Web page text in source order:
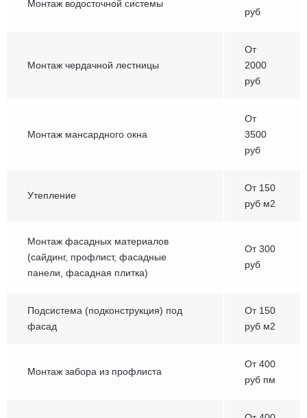
Монтаж водосточной системы
руб
Монтаж чердачной лестницы
От
2000
руб
Монтаж мансардного окна
От
3500
руб
Утепление
От 150
руб м2
Монтаж фасадных материалов
(сайдинг, профлист, фасадные
панели, фасадная плитка)
От 300
руб
Подсистема (подконструкция) под
фасад
От 150
руб м2
Монтаж забора из профлиста
От 400
руб пм